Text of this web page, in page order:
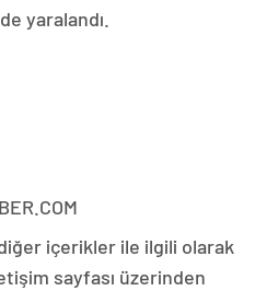
yaralandı.
içerikler ile ilgili olarak
sayfası üzerinden